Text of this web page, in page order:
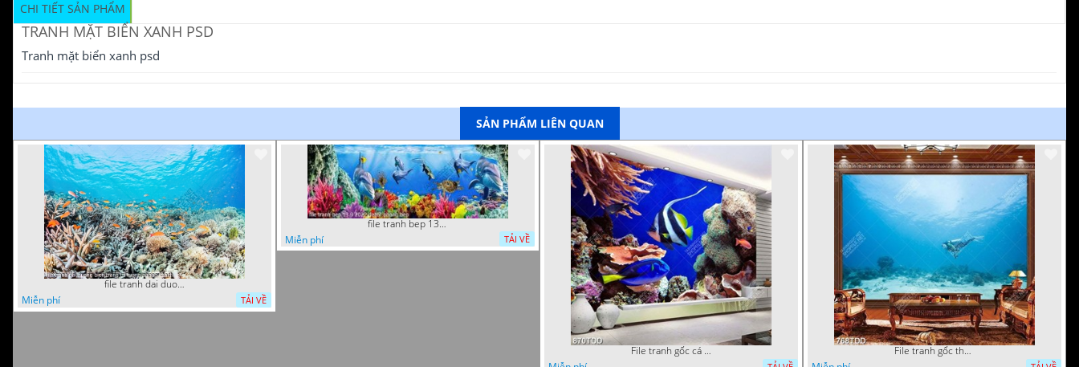
CHI TIẾT SẢN PHẨM
TRANH MẶT BIỂN XANH PSD
Tranh mặt biển xanh psd
SẢN PHẨM LIÊN QUAN
file tranh dai duong bien trang tri tuong phong khach
Miễn phí
TẢI VỀ
file tranh bep 13 9 2022 decor phong bep
Miễn phí
TẢI VỀ
File tranh gốc cá và san hô dưới đáy biển
File tranh gốc thợ lặn dưới đại dương